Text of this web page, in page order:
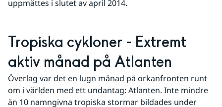
uppmättes i slutet av april 2014.
Tropiska cykloner - Extremt
aktiv månad på Atlanten
Överlag var det en lugn månad på orkanfronten runt
om i världen med ett undantag: Atlanten. Inte mindre
än 10 namngivna tropiska stormar bildades under